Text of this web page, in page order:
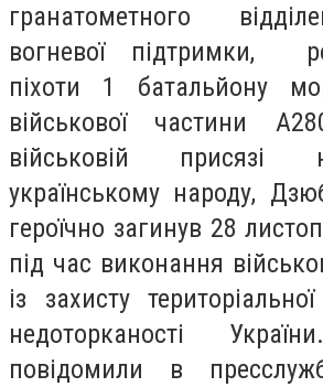
гранатометного
вогневої підтримки,
піхоти 1 батальйону
військової частини
військовій присязі
українському народу,
героїчно загинув 28
під час виконання
із захисту
недоторканості
повідомили в